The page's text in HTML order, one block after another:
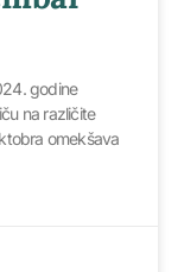
godine
na različite
omekšava